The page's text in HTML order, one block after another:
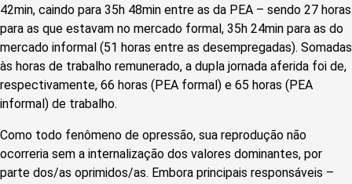
42min, caindo para 35h 48min entre as da PEA – sendo 27 horas
para as que estavam no mercado formal, 35h 24min para as do
mercado informal (51 horas entre as desempregadas). Somadas
às horas de trabalho remunerado, a dupla jornada aferida foi de,
respectivamente, 66 horas (PEA formal) e 65 horas (PEA
informal) de trabalho.
Como todo fenômeno de opressão, sua reprodução não
ocorreria sem a internalização dos valores dominantes, por
parte dos/as oprimidos/as. Embora principais responsáveis –